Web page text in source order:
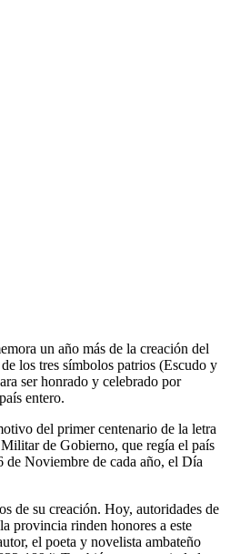
un año más de la creación del
los tres símbolos patrios (Escudo y
ser honrado y celebrado por
entero.
del primer centenario de la letra
de Gobierno, que regía el país
de Noviembre de cada año, el Día
de su creación. Hoy, autoridades de
provincia rinden honores a este
el poeta y novelista ambateño